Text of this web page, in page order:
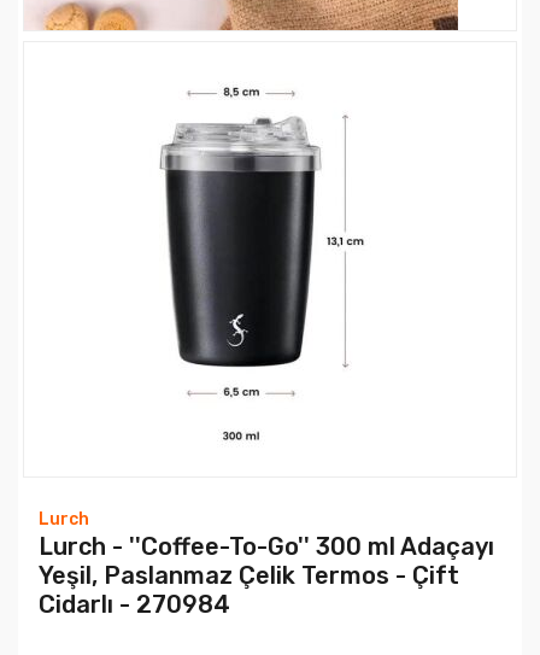
Lurch
Lurch - ''Coffee-To-Go'' 300 ml Adaçayı
Yeşil, Paslanmaz Çelik Termos - Çift
Cidarlı - 270984